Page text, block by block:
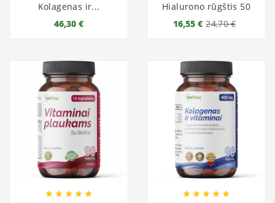
Kolagenas ir...
46,30 €
Hialurono rūgštis 50
16,55 € 24,70 €
         